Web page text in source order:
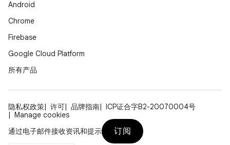
Android
Chrome
Firebase
Google Cloud Platform
所有产品
隐私权政策 许可 品牌指南
ICP证合字B2-20070004号
Manage cookies
通过电子邮件接收资讯和提示
订阅